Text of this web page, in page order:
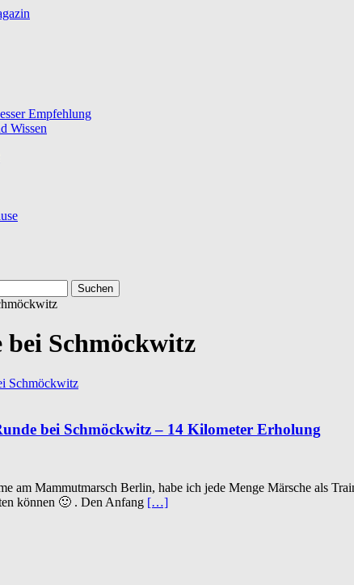
Empfehlung
Wissen
bei Schmöckwitz
bei Schmöckwitz – 14 Kilometer Erholung
am Mammutmarsch Berlin, habe ich jede Menge Märsche als
können 🙂 . Den Anfang […]